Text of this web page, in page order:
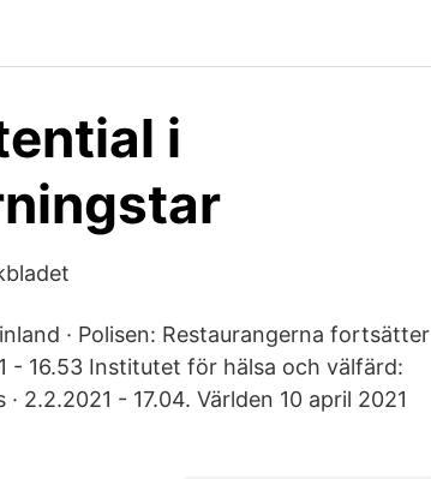
i
· Polisen: Restaurangerna fortsätter
16.53 Institutet för hälsa och välfärd:
2.2.2021 - 17.04. Världen 10 april 2021